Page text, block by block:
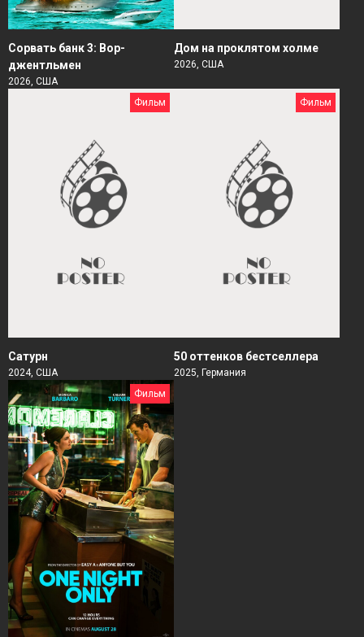
Сорвать банк 3: Вор-
джентльмен
2026, США
Дом на проклятом холме
2026, США
Фильм
Сатурн
2024, США
Фильм
50 оттенков бестселлера
2025, Германия
Фильм